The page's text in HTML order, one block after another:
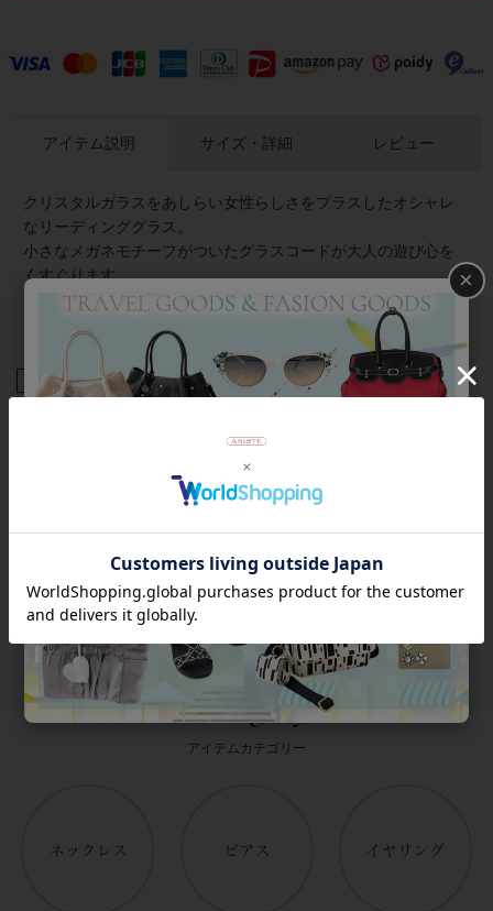
アイテム説明
クリスタルガラスをあしらい女性らしさをプラスしたオシャレ
なリーディンググラス。
小さなメガネモチーフがついたグラスコードが大人の遊び心を
くすぐります。
サイズ・詳細 レビュー
商品番号 7021002-
Category
アイテムカテゴリー
×